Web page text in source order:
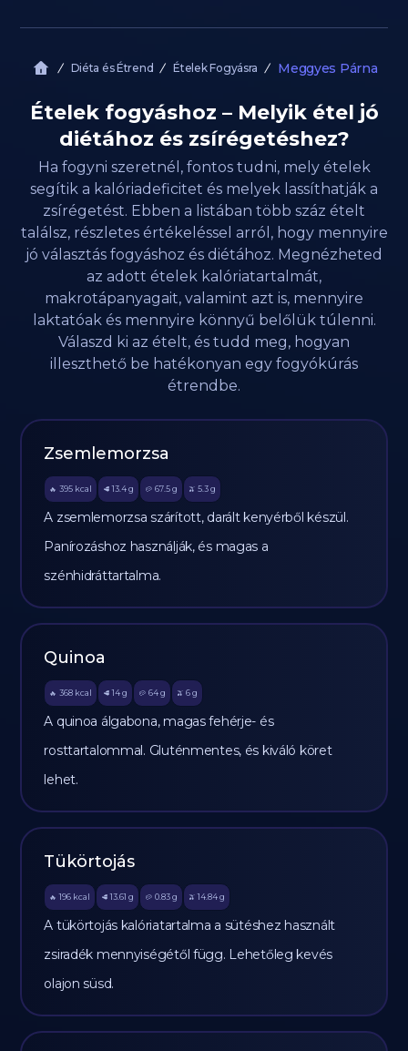
Diéta és Étrend Ételek Fogyásra Meggyes Párna
Ételek fogyáshoz – Melyik étel jó
diétához és zsírégetéshez?
Ha fogyni szeretnél, fontos tudni, mely ételek
segítik a kalóriadeficitet és melyek lassíthatják a
zsírégetést. Ebben a listában több száz ételt
találsz, részletes értékeléssel arról, hogy mennyire
jó választás fogyáshoz és diétához. Megnézheted
az adott ételek kalóriatartalmát,
makrotápanyagait, valamint azt is, mennyire
laktatóak és mennyire könnyű belőlük túlenni.
Válaszd ki az ételt, és tudd meg, hogyan
illeszthető be hatékonyan egy fogyókúrás
étrendbe.
Zsemlemorzsa
🔥 395 kcal 🥩 13.4 g 🥔 67.5g 🫒 5.3 g
A zsemlemorzsa szárított, darált kenyérből készül.
Panírozáshoz használják, és magas a
szénhidráttartalma.
Quinoa
🔥 368 kcal 🥩 14 g 🥔 64g 🫒 6 g
A quinoa álgabona, magas fehérje- és
rosttartalommal. Gluténmentes, és kiváló köret
lehet.
Tükörtojás
🔥 196 kcal 🥩 13.61 g 🥔 0.83g 🫒 14.84 g
A tükörtojás kalóriatartalma a sütéshez használt
zsiradék mennyiségétől függ. Lehetőleg kevés
olajon süsd.